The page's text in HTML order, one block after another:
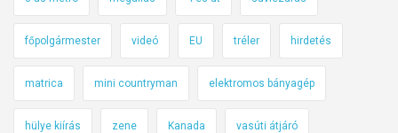
főpolgármester videó EU tréler hirdetés
matrica mini countryman elektromos bányagép
hülye kiírás zene Kanada vasúti átjáró